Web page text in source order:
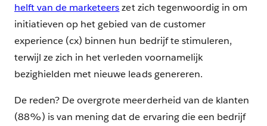
helft van de marketeerszet zich tegenwoordig in om
initiatieven op het gebied van de customer
experience (cx) binnen hun bedrijf te stimuleren,
terwijl ze zich in het verleden voornamelijk
bezighielden met nieuwe leads genereren.
De reden? De overgrote meerderheid van de klanten
(88%) is van mening dat de ervaring die een bedrijf